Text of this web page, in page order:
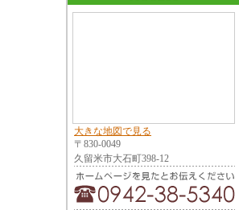
大きな地図で見る
〒830-0049
久留米市大石町398-12